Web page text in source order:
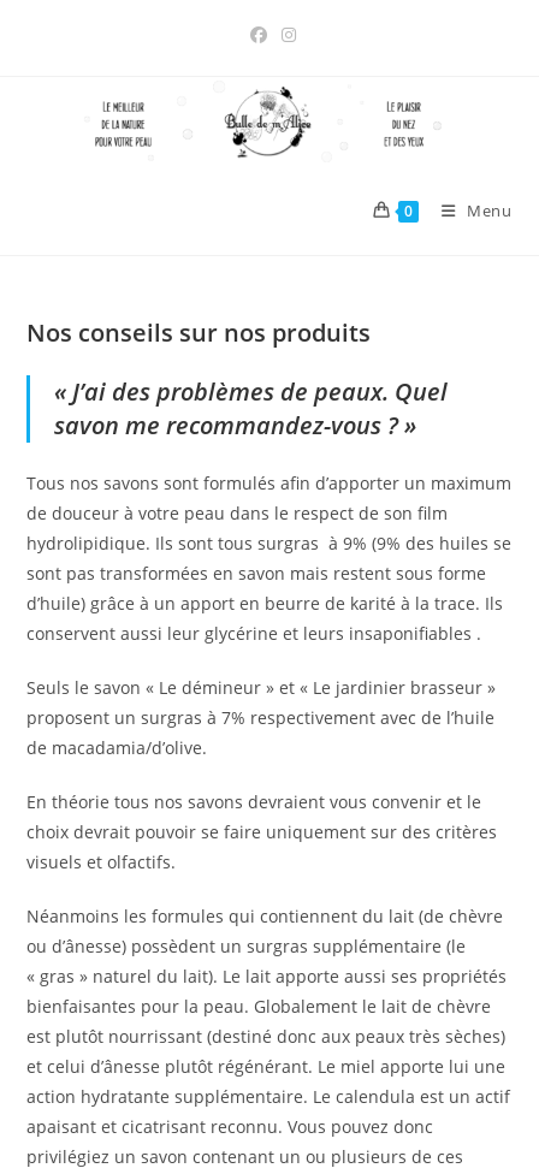
0 Menu
Nos conseils sur nos produits
« J’ai des problèmes de peaux. Quel
savon me recommandez-vous ? »
Tous nos savons sont formulés afin d’apporter un maximum
de douceur à votre peau dans le respect de son film
hydrolipidique. Ils sont tous surgras à 9% (9% des huiles se
sont pas transformées en savon mais restent sous forme
d’huile) grâce à un apport en beurre de karité à la trace. Ils
conservent aussi leur glycérine et leurs insaponifiables .
Seuls le savon « Le démineur » et « Le jardinier brasseur »
proposent un surgras à 7% respectivement avec de l’huile
de macadamia/d’olive.
En théorie tous nos savons devraient vous convenir et le
choix devrait pouvoir se faire uniquement sur des critères
visuels et olfactifs.
Néanmoins les formules qui contiennent du lait (de chèvre
ou d’ânesse) possèdent un surgras supplémentaire (le
« gras » naturel du lait). Le lait apporte aussi ses propriétés
bienfaisantes pour la peau. Globalement le lait de chèvre
est plutôt nourrissant (destiné donc aux peaux très sèches)
et celui d’ânesse plutôt régénérant. Le miel apporte lui une
action hydratante supplémentaire. Le calendula est un actif
apaisant et cicatrisant reconnu. Vous pouvez donc
privilégiez un savon contenant un ou plusieurs de ces